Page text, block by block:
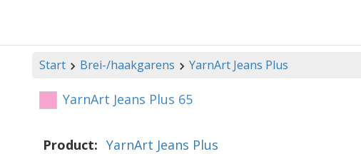
Start Brei-/haakgarens YarnArt Jeans Plus
YarnArt Jeans Plus 65
Product: YarnArt Jeans Plus